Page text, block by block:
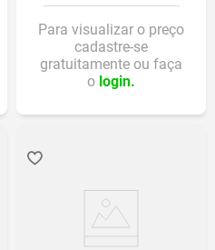
Para visualizar o preço
cadastre-se
gratuitamente ou faça
o login.